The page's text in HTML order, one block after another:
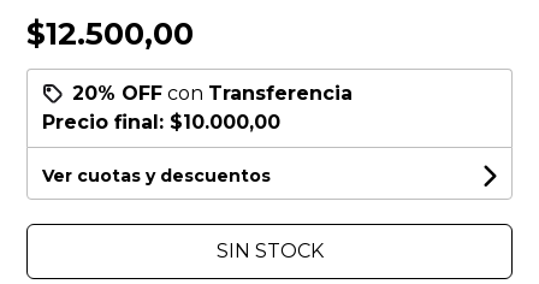
$12.500,00
20% OFF con Transferencia
Precio final: $10.000,00
Ver cuotas y descuentos
SIN STOCK